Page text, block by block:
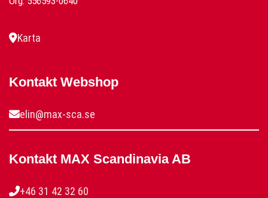
Karta
Kontakt Webshop
elin@max-sca.se
Kontakt MAX Scandinavia AB
+46 31 42 32 60